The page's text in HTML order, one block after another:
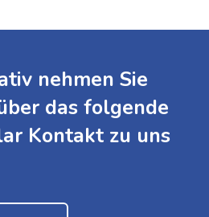
nehmen Sie
das folgende
Kontakt zu uns